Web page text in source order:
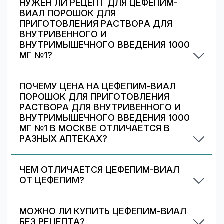
- Инфекции мочевыводящих путей, как
осложненные, включая пиелонефрит, так и
неосложненные
- Инфекции кожи и мягких тканей
- Септицемия
- Фебрильная нейтропения
- Бактериальный менингит.
Противопоказания
Повышенная чувствительность к цефепиму, а также
к цефалоспориновым антибиотикам, пенициллинам
или другим бета-лактамным антибиотикам, L-
аргинину.
НУЖЕН ЛИ РЕЦЕПТ ДЛЯ ЦЕФЕПИМ-
ВИАЛ ПОРОШОК ДЛЯ
ПРИГОТОВЛЕНИЯ РАСТВОРА ДЛЯ
ВНУТРИВЕННОГО И
ВНУТРИМЫШЕЧНОГО ВВЕДЕНИЯ 1000
МГ №1?
Уточняйте правила у выбранной аптеки.
ПОЧЕМУ ЦЕНА НА ЦЕФЕПИМ-ВИАЛ
ПОРОШОК ДЛЯ ПРИГОТОВЛЕНИЯ
РАСТВОРА ДЛЯ ВНУТРИВЕННОГО И
ВНУТРИМЫШЕЧНОГО ВВЕДЕНИЯ 1000
МГ №1 В МОСКВЕ ОТЛИЧАЕТСЯ В
РАЗНЫХ АПТЕКАХ?
разных аптек в Москве — выбирайте самое
выгодное и удобное по адресу/времени
работы.
ЧЕМ ОТЛИЧАЕТСЯ ЦЕФЕПИМ-ВИАЛ
ОТ ЦЕФЕПИМ?
веществом, формой выпуска, дозировкой и
МОЖНО ЛИ КУПИТЬ ЦЕФЕПИМ-ВИАЛ